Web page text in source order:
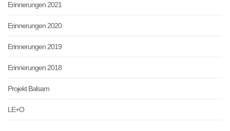
Erinnerungen 2021
Erinnerungen 2020
Erinnerungen 2019
Erinnerungen 2018
Projekt Balsam
LE+O